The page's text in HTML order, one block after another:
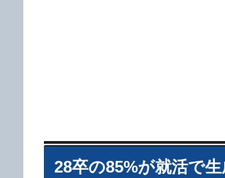
28卒の85%が就活で